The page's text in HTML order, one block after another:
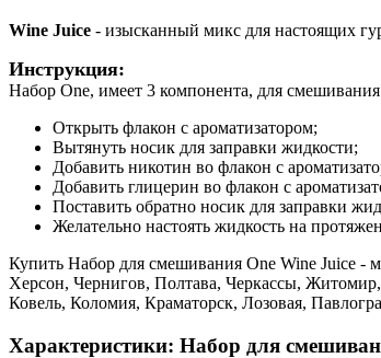
Wine Juice - изысканный микс для настоящих
Инструкция:
Набор One, имеет 3 компонента, для
Открыть флакон с ароматизатором;
Вытянуть носик для заправки жидкости;
Добавить никотин во флакон с
Добавить глицерин во флакон с
Поставить обратно носик для заправки
Желательно настоять жидкость на
Купить Набор для смешивания One Wine Juice -
Херсон, Чернигов, Полтава, Черкассы,
Ковель, Коломия, Краматорск, Лозовая,
Характеристики: Набор для